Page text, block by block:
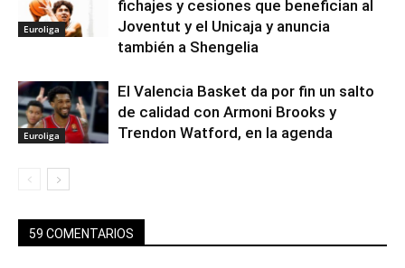
Euroliga
fichajes y cesiones que benefician al
Joventut y el Unicaja y anuncia
también a Shengelia
Euroliga
El Valencia Basket da por fin un salto
de calidad con Armoni Brooks y
Trendon Watford, en la agenda
59 COMENTARIOS